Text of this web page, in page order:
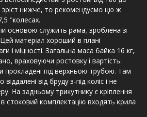
нижче, то рекомендуємо цю ж
"колесах.
основою служить рама, зроблена зі
матеріал хороший в плані
і міцності. Загальна маса байка 16 кг,
враховуючи ростовку і вартість.
прокладені під верхньою трубою. Там
від бруду з-під коліс і не
На задньому трикутнику є кріплення
стоковий комплектацію входять крила